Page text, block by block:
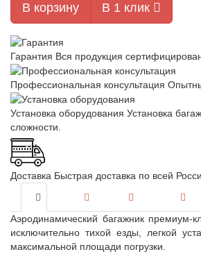
В корзину В 1 клик
Гарантия Вся продукция
Профессиональная консультация
Установка оборудования Установка
сложности.
Доставка Быстрая доставка по всей
Аэродинамический багажник премиум-
исключительно тихой езды, легкой
максимальной площади погрузки.